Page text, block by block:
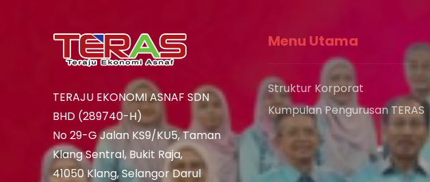
TERAJU EKONOMI ASNAF SDN
BHD (289740-H)
No 29-G Jalan KS9/KU5, Taman
Klang Sentral, Bukit Raja,
41050 Klang, Selangor Darul
Menu Utama
Struktur Korporat
Kumpulan Pengurusan TERAS